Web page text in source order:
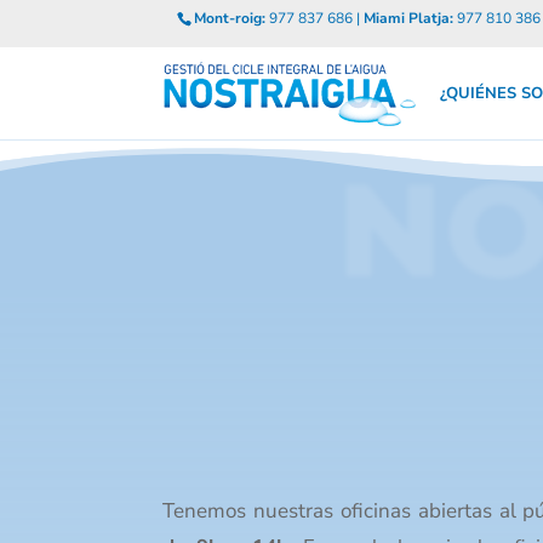
Mont-roig:977 837 686 | Miami Platja:977 810 386
¿QUIÉNES
Tenemos nuestras oficinas abiertas al